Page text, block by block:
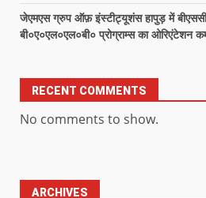
जेएमएस ग्रुप ऑफ़ इंस्टीट्यूशंस हापुड़ में बीएससी,
बी०ए०एल०एल०बी० प्रोग्राम्स का ओरिएंटेशन
RECENT COMMENTS
No comments to show.
ARCHIVES